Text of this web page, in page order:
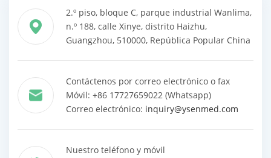
2.º piso, bloque C, parque industrial Wanlima,
n.º 188, calle Xinye, distrito Haizhu,
Guangzhou, 510000, República Popular China
Contáctenos por correo electrónico o fax
Móvil: +86 17727659022 (Whatsapp)
Correo electrónico: inquiry@ysenmed.com
Nuestro teléfono y móvil